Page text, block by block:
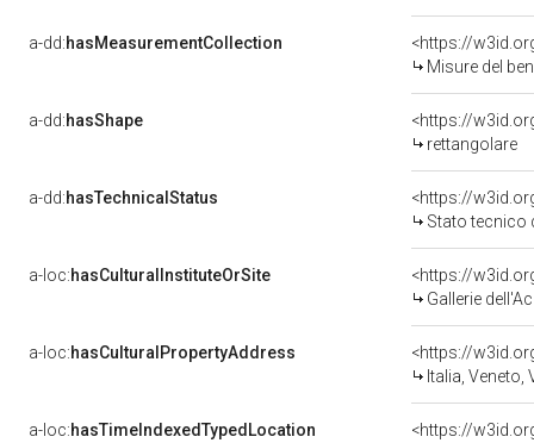
a-dd:hasMeasurementCollection
<https://
Misure del
a-dd:hasShape
<https://
rettangolare
a-dd:hasTechnicalStatus
<https://
Stato tecnico
a-loc:hasCulturalInstituteOrSite
Gallerie
a-loc:hasCulturalPropertyAddress
<https://
Italia, Veneto,
a-loc:hasTimeIndexedTypedLocation
<https://